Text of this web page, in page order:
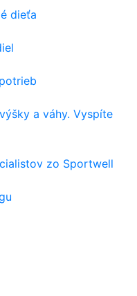
dieťa
a váhy. Vyspíte
zo Sportwell